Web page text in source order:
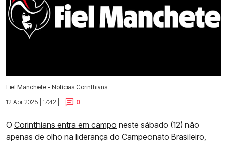
Fiel Manchete - Notícias Corinthians
12 Abr 2025 | 17:42 |
0
O Corinthians entra em campo neste sábado (12) não
apenas de olho na liderança do Campeonato Brasileiro,